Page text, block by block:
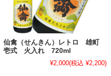
仙禽（せんきん）レトロ 雄町
壱式 火入れ 720ml
¥2,000(税込 ¥2,200)